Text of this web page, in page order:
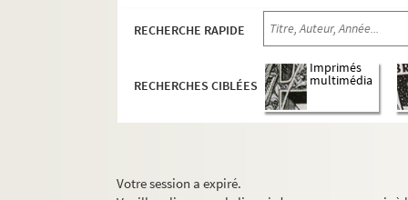
RECHERCHE RAPIDE
RECHERCHES CIBLÉES
Imprimés
multimédia
Votre session a expiré.